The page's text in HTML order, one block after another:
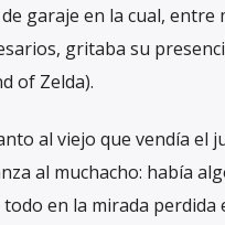
garaje en la cual,
gritaba su
of Zelda).
al viejo que vendía el
al muchacho: había
en la mirada perdida